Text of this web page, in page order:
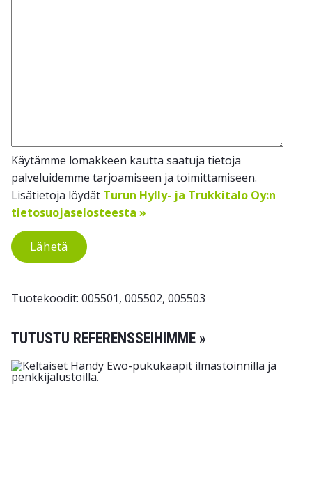
Käytämme lomakkeen kautta saatuja tietoja
palveluidemme tarjoamiseen ja toimittamiseen.
Lisätietoja löydät Turun Hylly- ja Trukkitalo Oy:n
tietosuojaselosteesta »
Lähetä
Tuotekoodit: 005501, 005502, 005503
TUTUSTU REFERENSSEIHIMME »